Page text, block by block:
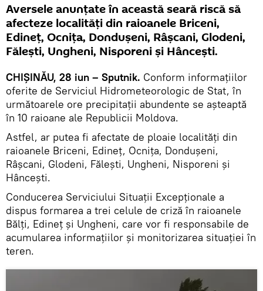
Aversele anunţate în această seară riscă să
afecteze localități din raioanele Briceni,
Edineț, Ocnița, Dondușeni, Râșcani, Glodeni,
Fălești, Ungheni, Nisporeni și Hâncești.
CHIŞINĂU, 28 iun – Sputnik. Conform informațiilor
oferite de Serviciul Hidrometeorologic de Stat, în
următoarele ore precipitații abundente se așteaptă
în 10 raioane ale Republicii Moldova.
Astfel, ar putea fi afectate de ploaie localități din
raioanele Briceni, Edineț, Ocnița, Dondușeni,
Râșcani, Glodeni, Fălești, Ungheni, Nisporeni și
Hâncești.
Conducerea Serviciului Situații Excepționale a
dispus formarea a trei celule de criză în raioanele
Bălți, Edineț și Ungheni, care vor fi responsabile de
acumularea informațiilor și monitorizarea situației în
teren.